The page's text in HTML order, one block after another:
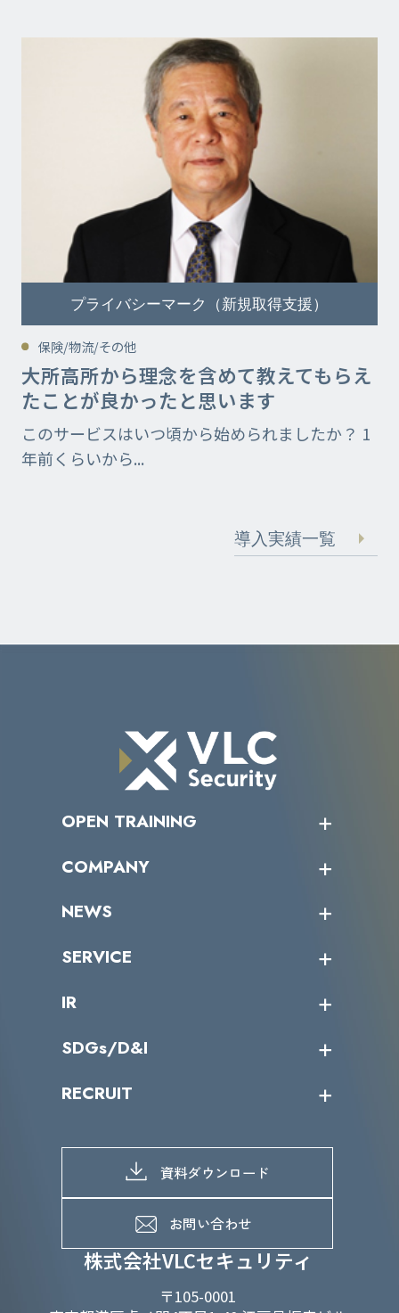
プライバシーマーク（新規取得支援）
保険/物流/その他
大所高所から理念を含めて教えてもらえ
たことが良かったと思います
このサービスはいつ頃から始められましたか？ 1
年前くらいから...
導入実績一覧
株式会社VLCセキュリティ
〒105-0001
OPEN TRAINING
受講者の声
COMPANY
トップメッセージ
ミッション／ビジョン
パートナー企業一覧
NEWS
サイバーニュース
SERVICE
カテゴリー別サービス一覧
IR
IRカレンダー
IRライブラリー
よくあるご質問
SDGs/D&I
当グループのマテリアリティ
SDGs推進体制
D&Iの取り組み
RECRUIT
募集職種一覧
メッセージ
メンバーインタビュー
資料ダウンロード
お問い合わせ